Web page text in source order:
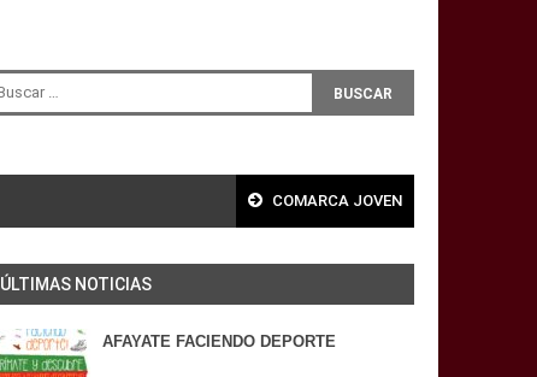
COMARCA JOVEN
ÚLTIMAS NOTICIAS
AFAYATE FACIENDO DEPORTE